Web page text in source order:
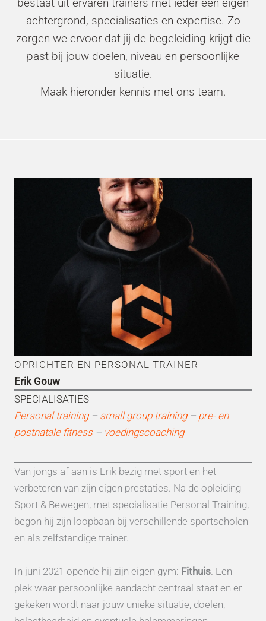
bestaat uit ervaren trainers met ieder een eigen
achtergrond, specialisaties en expertise. Zo
zorgen we ervoor dat jij de begeleiding krijgt die
past bij jouw doelen, niveau en persoonlijke
situatie.
Maak hieronder kennis met ons team.
OPRICHTER EN PERSONAL TRAINER
Erik Gouw
SPECIALISATIES
Personal training – small group training– pre- en
postnatale fitness – voedingscoaching
Van jongs af aan is Erik bezig met sport en het
verbeteren van zijn eigen prestaties. Na de opleiding
Sport & Bewegen, met specialisatie Personal Training,
begon hij zijn loopbaan bij verschillende sportscholen
en als zelfstandige trainer.
In juni 2021 opende hij zijn eigen gym: Fithuis . Een
plek waar persoonlijke aandacht centraal staat en er
gekeken wordt naar jouw unieke situatie, doelen,